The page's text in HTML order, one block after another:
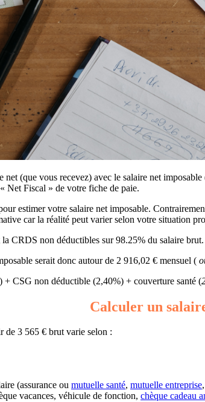
(que vous recevez) avec le salaire net
Net Fiscal » de votre fiche de paie.
estimer votre salaire net imposable.
car la réalité peut varier selon votre situation
CRDS non déductibles sur 98.25% du salaire brut.
serait donc autour de 2 916,02 € mensuel (
CSG non déductible (2,40%) + couverture santé (
Calculer un
de 3 565 € brut varie selon :
(assurance ou mutuelle santé, mutuelle entreprise
vacances, véhicule de fonction, chèque cadeau